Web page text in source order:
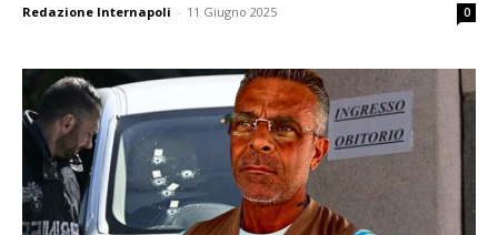
Redazione Internapoli - 11 Giugno 2025 0